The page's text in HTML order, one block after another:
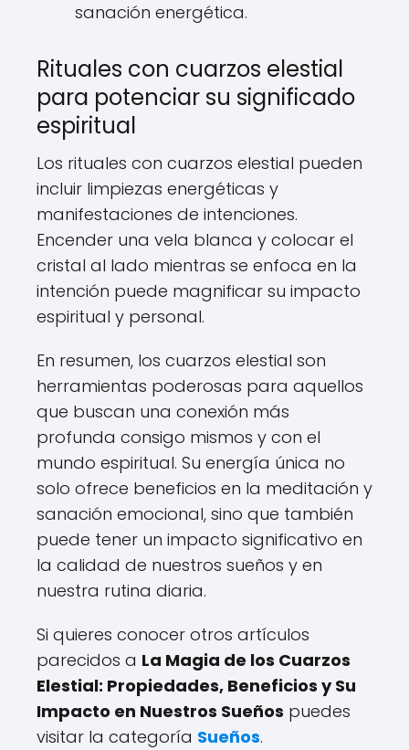
sanación energética.
Rituales con cuarzos elestial
para potenciar su significado
espiritual
Los rituales con cuarzos elestial pueden
incluir limpiezas energéticas y
manifestaciones de intenciones.
Encender una vela blanca y colocar el
cristal al lado mientras se enfoca en la
intención puede magnificar su impacto
espiritual y personal.
En resumen, los cuarzos elestial son
herramientas poderosas para aquellos
que buscan una conexión más
profunda consigo mismos y con el
mundo espiritual. Su energía única no
solo ofrece beneficios en la meditación y
sanación emocional, sino que también
puede tener un impacto significativo en
la calidad de nuestros sueños y en
nuestra rutina diaria.
Si quieres conocer otros artículos
parecidos a La Magia de los Cuarzos
Elestial: Propiedades, Beneficios y Su
Impacto en Nuestros Sueños puedes
visitar la categoría Sueños.